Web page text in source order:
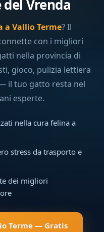
Vrenda
Vallio Terme? Il
con i migliori
nella provincia di
gioco, pulizia lettiera
il tuo gatto resta nel
esperte.
nella cura felina a
stress da trasporto e
dei migliori
Terme — Gratis